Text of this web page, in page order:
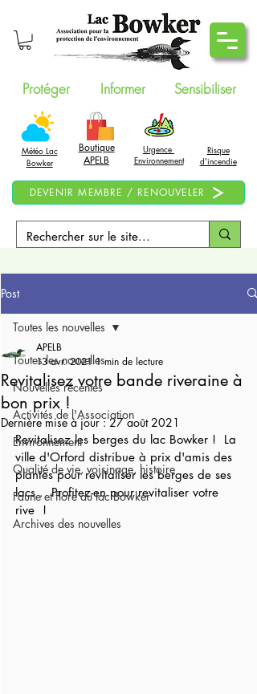
Protéger Informer Sensibiliser
Météo Lac
Bowker
Boutique
APELB
Urgence
Environnement
Risque
d'incendie
DEVENIR MEMBRE / RENOUVELER
Post
Toutes les nouvelles
Nouvelles récentes
Activités de l'Association
Environnement
Qualité de vie, voisinage, histoire
Faune et flore du lac Bowker
Archives des nouvelles
Toutes les nouvelles
Revitalisez votre bande riveraine à
bon prix !
APELB
13 avr. 2021 1 min de lecture
Dernière mise à jour :27 août 2021
Revitalisez les berges du lac Bowker !  La
ville d'Orford distribue à prix d'amis des
plantes pour revitaliser les berges de ses
lacs .  Profitez-en pour revitaliser votre
rive  !